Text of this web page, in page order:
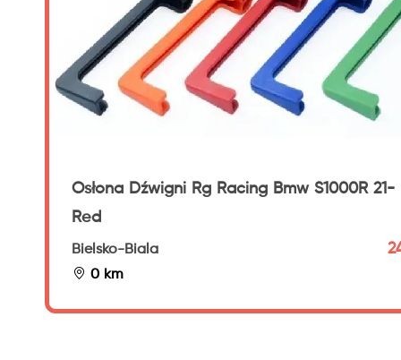
Osłona Dźwigni Rg Racing Bmw S1000R 21-
Red
Bielsko-Biala
0 km